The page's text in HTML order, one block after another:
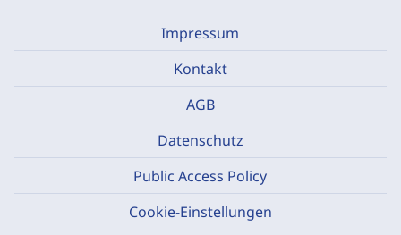
Impressum
Kontakt
AGB
Datenschutz
Public Access Policy
Cookie-Einstellungen